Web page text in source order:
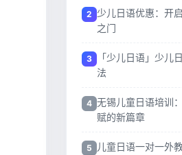
少儿日语优惠：开
之门
「少儿日语」少儿
法
无锡儿童日语培训
赋的新篇章
儿童日语一对一外